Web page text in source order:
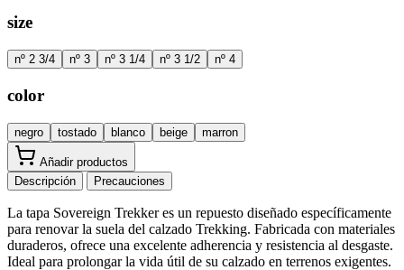
size
nº 2 3/4 nº 3 nº 3 1/4 nº 3 1/2 nº 4
color
negro tostado blanco beige marron
Añadir productos
Descripción
Precauciones
La tapa Sovereign Trekker es un repuesto diseñado específicamente
para renovar la suela del calzado Trekking. Fabricada con materiales
duraderos, ofrece una excelente adherencia y resistencia al desgaste.
Ideal para prolongar la vida útil de su calzado en terrenos exigentes.